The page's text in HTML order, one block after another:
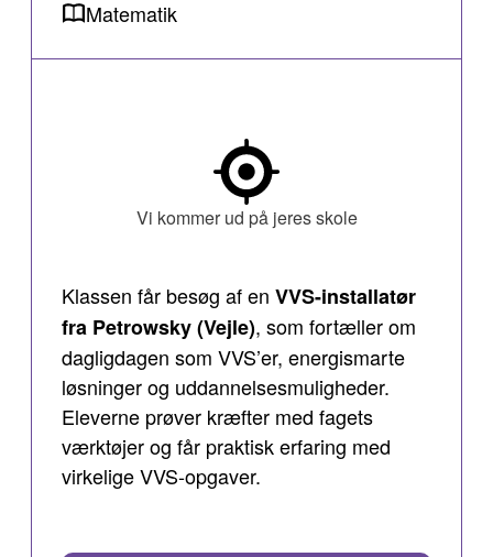
Matematik
Vi kommer ud på jeres skole
Klassen får besøg af en VVS-installatør
fra Petrowsky (Vejle), som fortæller om
dagligdagen som VVS’er, energismarte
løsninger og uddannelsesmuligheder.
Eleverne prøver kræfter med fagets
værktøjer og får praktisk erfaring med
virkelige VVS-opgaver.